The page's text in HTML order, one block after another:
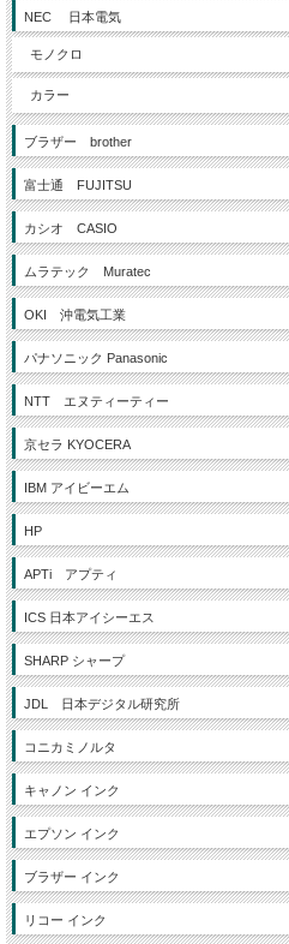
NEC 日本電気
モノクロ
カラー
ブラザー brother
富士通 FUJITSU
カシオ CASIO
ムラテック Muratec
OKI 沖電気工業
パナソニック Panasonic
NTT エヌティーティー
京セラ KYOCERA
IBM アイビーエム
HP
APTi アプティ
ICS 日本アイシーエス
SHARP シャープ
JDL 日本デジタル研究所
コニカミノルタ
キャノン インク
エプソン インク
ブラザー インク
リコー インク